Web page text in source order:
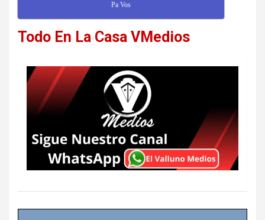
Pa Vos
Todo En La Casa VMedios